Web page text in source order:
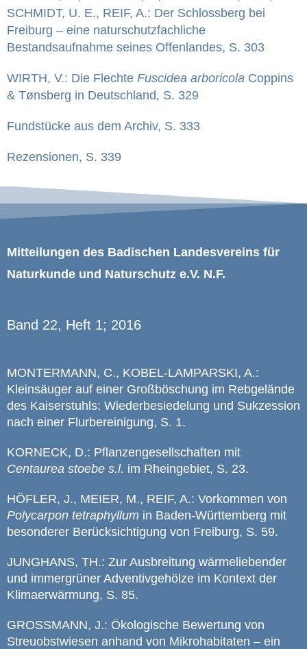
SCHMIDT, U. E., REIF, A.: Der Schlossberg bei
Freiburg – eine naturschutzfachliche
Bestandsaufnahme seines Offenlandes, S. 303
WIRTH, V.: Die Flechte Fuscidea arboricola Coppins
& Tønsberg in Deutschland, S. 329
Fundstücke aus dem Archiv, S. 333
Rezensionen, S. 339
Mitteilungen des Badischen Landesvereins für
Naturkunde und Naturschutz e.V. N.F.
Band 22, Heft 1; 2016
MONTERMANN, C., KOBEL-LAMPARSKI, A.:
Kleinsäuger auf einer Großböschung im Rebgelände
des Kaiserstuhls: Wiederbesiedelung und Sukzession
nach einer Flurbereinigung, S. 1.
KORNECK, D.: Pflanzengesellschaften mit
Centaurea stoebe s.l. im Rheingebiet, S. 23.
HÖFLER, J., MEIER, M., REIF, A.: Vorkommen von
Polycarpon tetraphyllum in Baden-Württemberg mit
besonderer Berücksichtigung von Freiburg, S. 59.
JUNGHANS, TH.: Zur Ausbreitung wärmeliebender
und immergrüner Adventivgehölze im Kontext der
Klimaerwärmung, S. 85.
GROSSMANN, J.: Ökologische Bewertung von
Streuobstwiesen anhand von Mikrohabitaten – ein